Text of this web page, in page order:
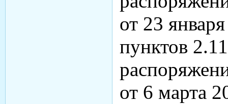
от 23
пунктов
от 6 марта